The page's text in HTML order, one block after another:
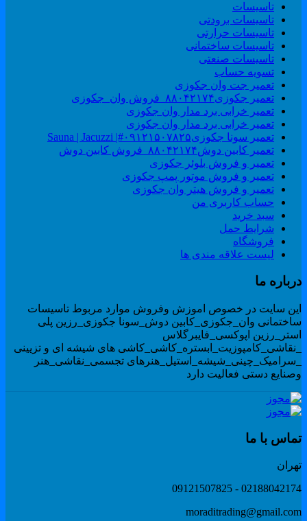
تاسیسات
تاسیسات برودتی
تاسیسات حرارتی
تاسیسات ساختمانی
تاسیسات صنعتی
تسویه حساب
تعمیر جت وان جکوزی
تعمیر جکوزی۸۸۰۴۲۱۷۴_فروش وان_جکوزی
تعمیر خرابی برد مدار وان جکوزی
تعمیر خرابی برد مدار وان جکوزی
تعمیر سونا جکوزی۰۹۱۲۱۵۰۷۸۲۵#| Sauna | Jacuzzi
تعمیر کابین دوش۸۸۰۴۲۱۷۴_فروش کابین دوش
تعمیر و فروش بلوئر جکوزی
تعمیر و فروش موتور پمپ جکوزی
تعمیر و فروش هیتر وان جکوزی
حساب کاربری من
سبد خرید
شرایط حمل
فروشگاه
لیست علاقه مندی ها
ما
سایت در خصوص اموزش وفروش موارد مربوط تاسیسات
وان_جکوزی_کابین دوش_سونا جکوزی_رزین پلی
اپوکسی_فایبرگلاس
های شیشه ای و تزیینی
تجسمی_نقاشی_هنر
دستی فعالیت دارد
با ما
02188042174 -